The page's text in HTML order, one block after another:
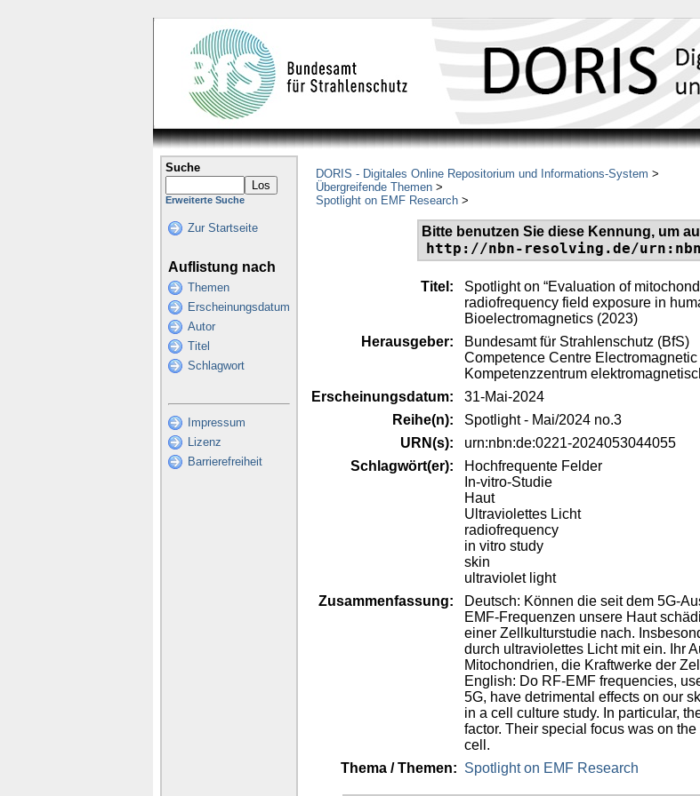
Suche
Erweiterte Suche
Zur Startseite
Auflistung nach
Themen
Erscheinungsdatum
Autor
Titel
Schlagwort
Impressum
Lizenz
Barrierefreiheit
DORIS - Digitales Online Repositorium und Informations-System >
Übergreifende Themen >
Spotlight on EMF Research >
Bitte benutzen Sie diese Kennung, um
http://nbn-resolving.de/
Titel:
Spotlight on “Evaluation of
radiofrequency field exposure in
Bioelectromagnetics (2023)
Herausgeber:
Bundesamt für Strahlenschutz (BfS)
Competence Centre
Kompetenzzentrum
Erscheinungsdatum:
31-Mai-2024
Reihe(n):
Spotlight - Mai/2024 no.3
URN(s):
urn:nbn:de:0221-2024053044055
Schlagwört(er):
Hochfrequente Felder
In-vitro-Studie
Haut
Ultraviolettes Licht
radiofrequency
in vitro study
skin
ultraviolet light
Zusammenfassung:
Deutsch: Können die seit dem 5G-
EMF-Frequenzen unsere Haut
einer Zellkulturstudie nach.
durch ultraviolettes Licht mit ein. Ihr
Mitochondrien, die Kraftwerke der
English: Do RF-EMF frequencies,
5G, have detrimental effects on our
in a cell culture study. In particular,
factor. Their special focus was on
cell.
Thema / Themen: Spotlight on EMF Research